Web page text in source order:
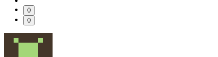
0
0